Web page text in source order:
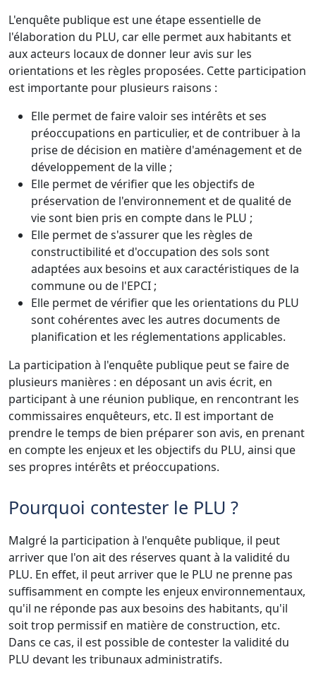
L'enquête publique est une étape essentielle de
l'élaboration du PLU, car elle permet aux habitants et
aux acteurs locaux de donner leur avis sur les
orientations et les règles proposées. Cette participation
est importante pour plusieurs raisons :
Elle permet de faire valoir ses intérêts et ses
préoccupations en particulier, et de contribuer à la
prise de décision en matière d'aménagement et de
développement de la ville ;
Elle permet de vérifier que les objectifs de
préservation de l'environnement et de qualité de
vie sont bien pris en compte dans le PLU ;
Elle permet de s'assurer que les règles de
constructibilité et d'occupation des sols sont
adaptées aux besoins et aux caractéristiques de la
commune ou de l'EPCI ;
Elle permet de vérifier que les orientations du PLU
sont cohérentes avec les autres documents de
planification et les réglementations applicables.
La participation à l'enquête publique peut se faire de
plusieurs manières : en déposant un avis écrit, en
participant à une réunion publique, en rencontrant les
commissaires enquêteurs, etc. Il est important de
prendre le temps de bien préparer son avis, en prenant
en compte les enjeux et les objectifs du PLU, ainsi que
ses propres intérêts et préoccupations.
Pourquoi contester le PLU ?
Malgré la participation à l'enquête publique, il peut
arriver que l'on ait des réserves quant à la validité du
PLU. En effet, il peut arriver que le PLU ne prenne pas
suffisamment en compte les enjeux environnementaux,
qu'il ne réponde pas aux besoins des habitants, qu'il
soit trop permissif en matière de construction, etc.
Dans ce cas, il est possible de contester la validité du
PLU devant les tribunaux administratifs.